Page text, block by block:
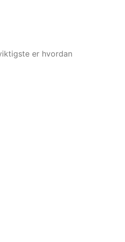
er hvordan